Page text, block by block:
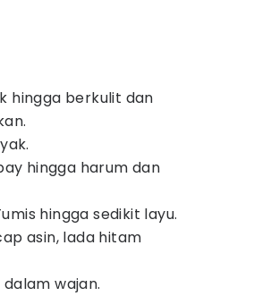
hingga berkulit dan
hingga harum dan
hingga sedikit layu.
asin, lada hitam
wajan.